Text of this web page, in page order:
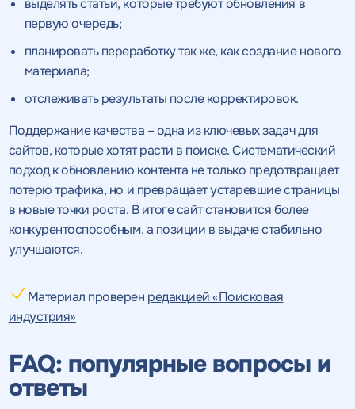
выделять статьи, которые требуют обновления в
первую очередь;
планировать переработку так же, как создание нового
материала;
отслеживать результаты после корректировок.
Поддержание качества – одна из ключевых задач для
сайтов, которые хотят расти в поиске. Систематический
подход к обновлению контента не только предотвращает
потерю трафика, но и превращает устаревшие страницы
в новые точки роста. В итоге сайт становится более
конкурентоспособным, а позиции в выдаче стабильно
улучшаются.
Материал проверен редакцией «Поисковая
индустрия»
FAQ: популярные вопросы и
ответы
предложение
предложение" вы даете согласие
данныхи соглашаетесь c
политикой конфиденциальности
предложение
предложение" вы даете согласие
данныхи соглашаетесь c
политикой конфиденциальности